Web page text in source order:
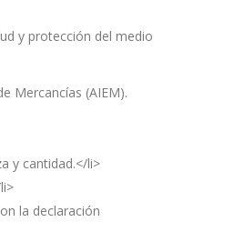
y protección del medio
Mercancías (AIEM).
y cantidad.</li>
la declaración